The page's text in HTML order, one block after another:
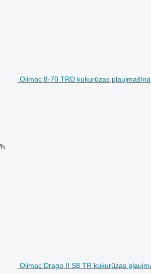
Olimac 8-70 TRD kukurūzas pļaujmašīna
Olimac Drago II S8 TR kukurūzas